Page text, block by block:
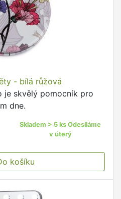
- bílá růžová
je skvělý pomocník pro
dne.
Skladem > 5 ks Odesíláme
v úterý
košíku